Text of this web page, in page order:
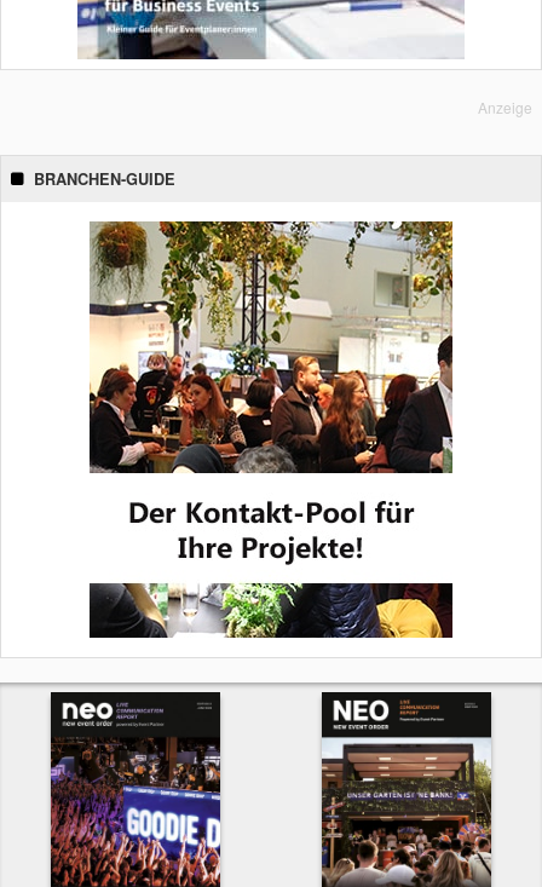
Anzeige
BRANCHEN-GUIDE